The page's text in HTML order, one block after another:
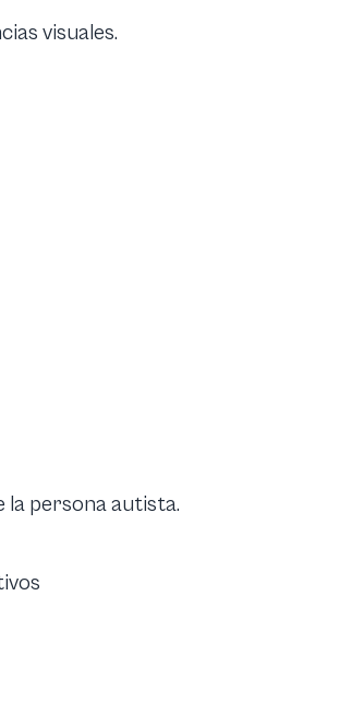
visuales.
la persona autista.